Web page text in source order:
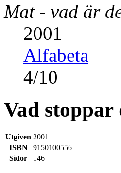
Mat - vad är
2001
Alfabeta
4/10
Vad stoppar
Utgiven 2001
ISBN
9150100556
Sidor
146